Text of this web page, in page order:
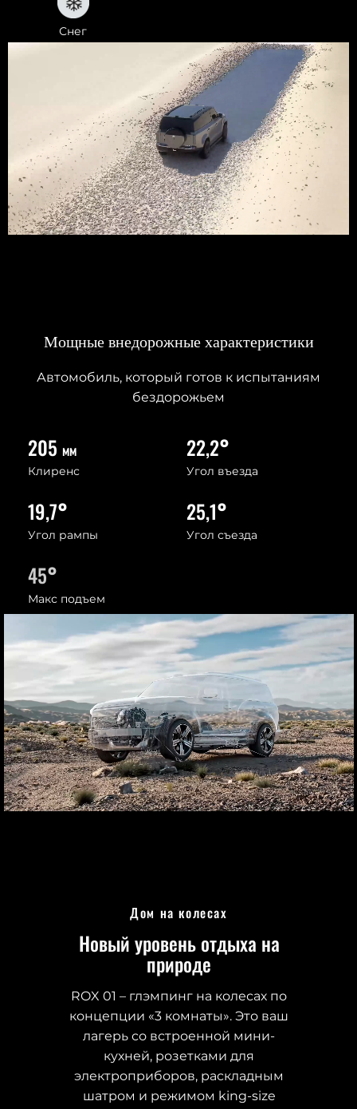
Снег
Мощные внедорожные характеристики
Автомобиль, который готов к испытаниям
бездорожьем
205 мм
Клиренс
22,2°
Угол въезда
19,7°
Угол рампы
25,1°
Угол съезда
45°
Макс подъем
Дом на колесах
Новый уровень отдыха на
природе
ROX 01 – глэмпинг на колесах по
концепции «3 комнаты». Это ваш
лагерь со встроенной мини-
кухней, розетками для
электроприборов, раскладным
шатром и режимом king-size